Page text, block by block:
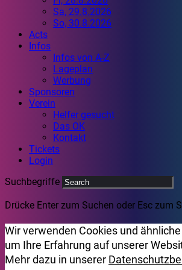
Sa, 29.8.2026
So, 30.8.2026
Acts
Infos
Infos von A-Z
Lageplan
Werbung
Sponsoren
Verein
Helfer gesucht
Das OK
Kontakt
Tickets
Login
Suchbegriffe
Drücke Enter zum Suchen oder Esc zum
Wir verwenden Cookies und
um Ihre Erfahrung auf unserer
Mehr dazu in unserer